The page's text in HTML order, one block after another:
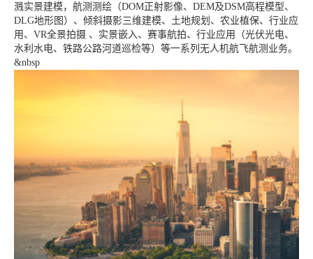
溅实景建模，航测测绘（DOM正射影像、DEM及DSM高程模型、
DLG地形图）、倾斜摄影三维建模、土地规划、农业植保、行业应
用、VR全景拍摄 、实景嵌入、赛事航拍、行业应用（光伏光电、
水利水电、铁路公路河道巡检等）等一系列无人机航飞航测业务。
&nbsp